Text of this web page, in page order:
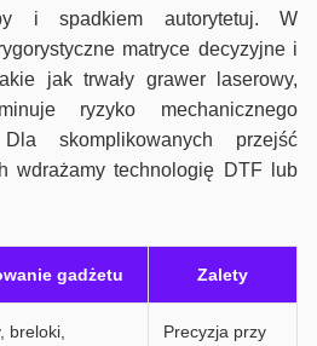
i spadkiem autorytetuj. W
matryce decyzyjne i
jak trwały grawer laserowy,
ryzyko mechanicznego
skomplikowanych przejść
wdrażamy technologię DTF lub
gadżetu Zalety
breloki,
Precyzja przy